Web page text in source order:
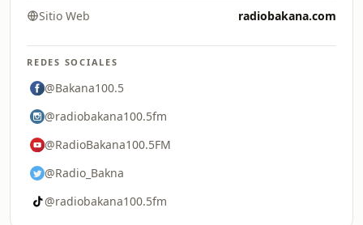
Sitio Web radiobakana.com
REDES SOCIALES
@Bakana100.5
@radiobakana100.5fm
@RadioBakana100.5FM
@Radio_Bakna
@radiobakana100.5fm